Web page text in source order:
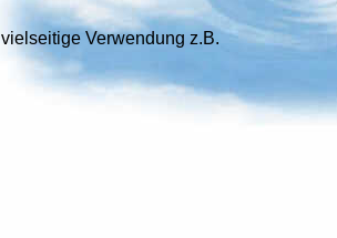
Verwendung z.B.